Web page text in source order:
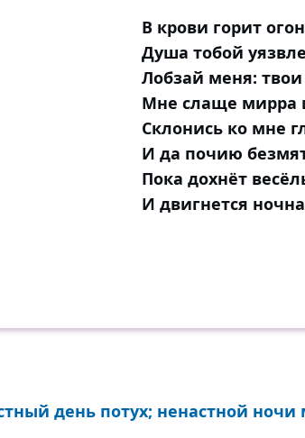
В крови горит
Душа тобой
Лобзай меня:
Мне слаще мирра
Склонись ко мне
И да почию
Пока дохнёт
И двигнется
день потух; ненастной ночи